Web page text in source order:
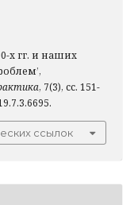
х гг. и наших
, 7(3), сс. 151-
ссылок